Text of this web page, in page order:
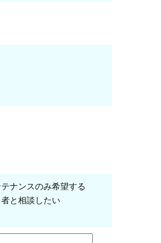
テナンスのみ希望する
と相談したい